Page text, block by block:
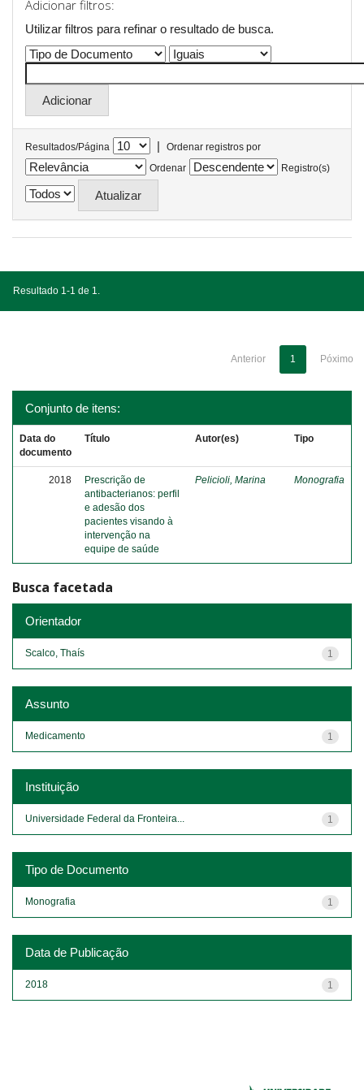
Adicionar filtros:
Utilizar filtros para refinar o resultado de busca.
Resultados/Página |
Ordenar registros por
Ordenar
Registro(s)
Resultado 1-1 de 1.
Anterior 1 Póximo
Conjunto de itens:
Data do
documento
Título Autor(es) Tipo
2018
Prescrição de
antibacterianos: perfil
e adesão dos
pacientes visando à
intervenção na
equipe de saúde
Pelicioli, Marina Monografia
Busca facetada
Orientador
1
Scalco, Thaís
Assunto
1
Medicamento
Instituição
1
Universidade Federal da Fronteira...
Tipo de Documento
1
Monografia
Data de Publicação
1
2018